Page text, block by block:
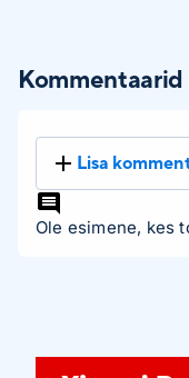
Kommentaarid
Lisa
Ole esimene, kes